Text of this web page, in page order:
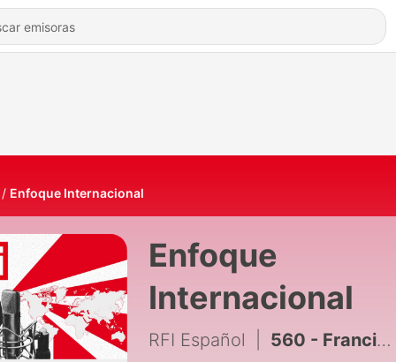
Enfoque Internacional
Enfoque
Internacional
RFI Español 560 - Francia endurece su lucha contra la fast fashion con una ley histórica